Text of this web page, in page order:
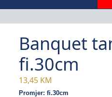
Banquet
fi.30cm
13,45 KM
Promjer: fi.30cm